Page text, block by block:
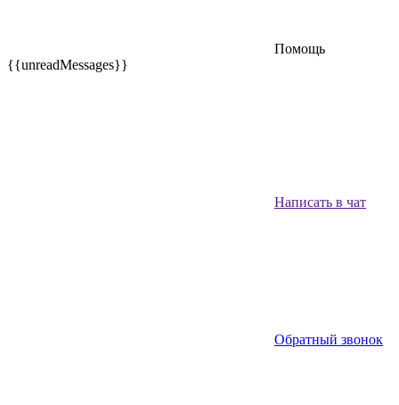
Помощь
{{unreadMessages}}
Написать в чат
Обратный звонок